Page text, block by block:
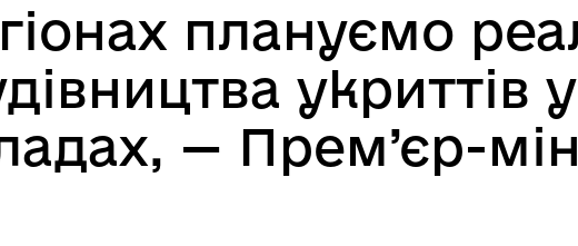
плануємо
укриттів у
— Прем’єр-